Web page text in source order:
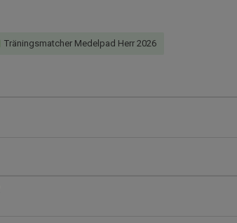
Träningsmatcher Medelpad Herr 2026